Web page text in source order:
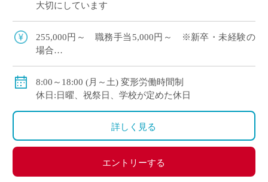
大切にしています
255,000円～ 職務手当5,000円～ ※新卒・未経験の
場合
賞与実績年2回
担任補助、扶養手当あり
私学共済加入、交通費別途支給
8:00～18:00 (月～土) 変形労働時間制
休日:日曜、祝祭日、学校が定めた休日
詳しく見る
エントリーする